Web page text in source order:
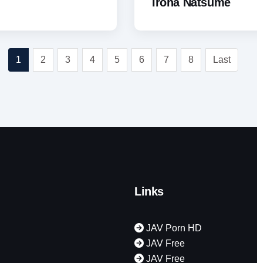
1 2 3 4 5 6 7 8 Last
Links
JAV Porn HD
JAV Free
JAV Free